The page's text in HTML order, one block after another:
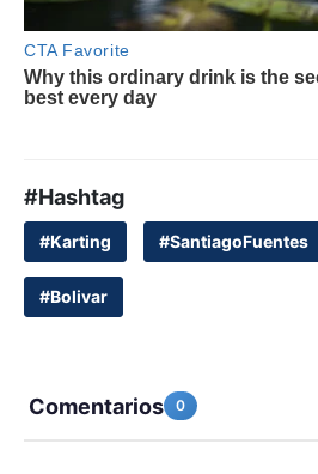
#Hashtag
#Karting #SantiagoFuentes
#Bolivar
Comentarios 0